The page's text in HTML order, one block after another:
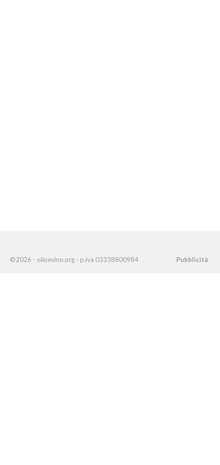
©2026 - olioevino.org - p.iva 03338800984 Pubblicità